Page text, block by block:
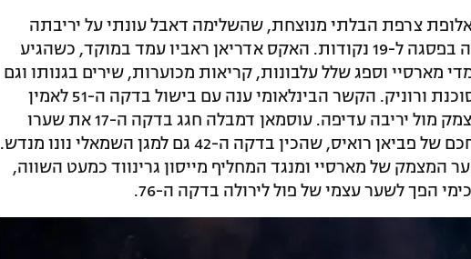
צרפת הבלתי מנוצחת, שהשלימה דאבל עונתי על יריבתה
המושבעת והגדילה את יתרונה בפסגה ל-19 נקודות. האקס אדריאן ראביו עמד במוקד, כשהגיע
מארסיי וספג שלל עלבונות, קריאות מכוערות, שירים בגנותו וגם
שלט שהונף נגדו ונגד האמא/סוכנת ורוניק. הקשר הבינלאומי ענה עם בישול בדקה ה-51 לאמין
גואירי, אבל זה היה רק שער מצמק מול יריבה עדיפה. עוסמאן דמבלה חגג בדקה ה-17 את שערו
ה-21 בליגה אחרי כדור עומק חכם של פביאן רואיס, שהכין בדקה ה-42 גם למגן השמאלי נונו מנדש.
המצמק של מארסיי ומנגד המחליף מייסון גרינווד כמעט השווה,
הפך לשער עצמי של פול לירולה בדקה ה-76.